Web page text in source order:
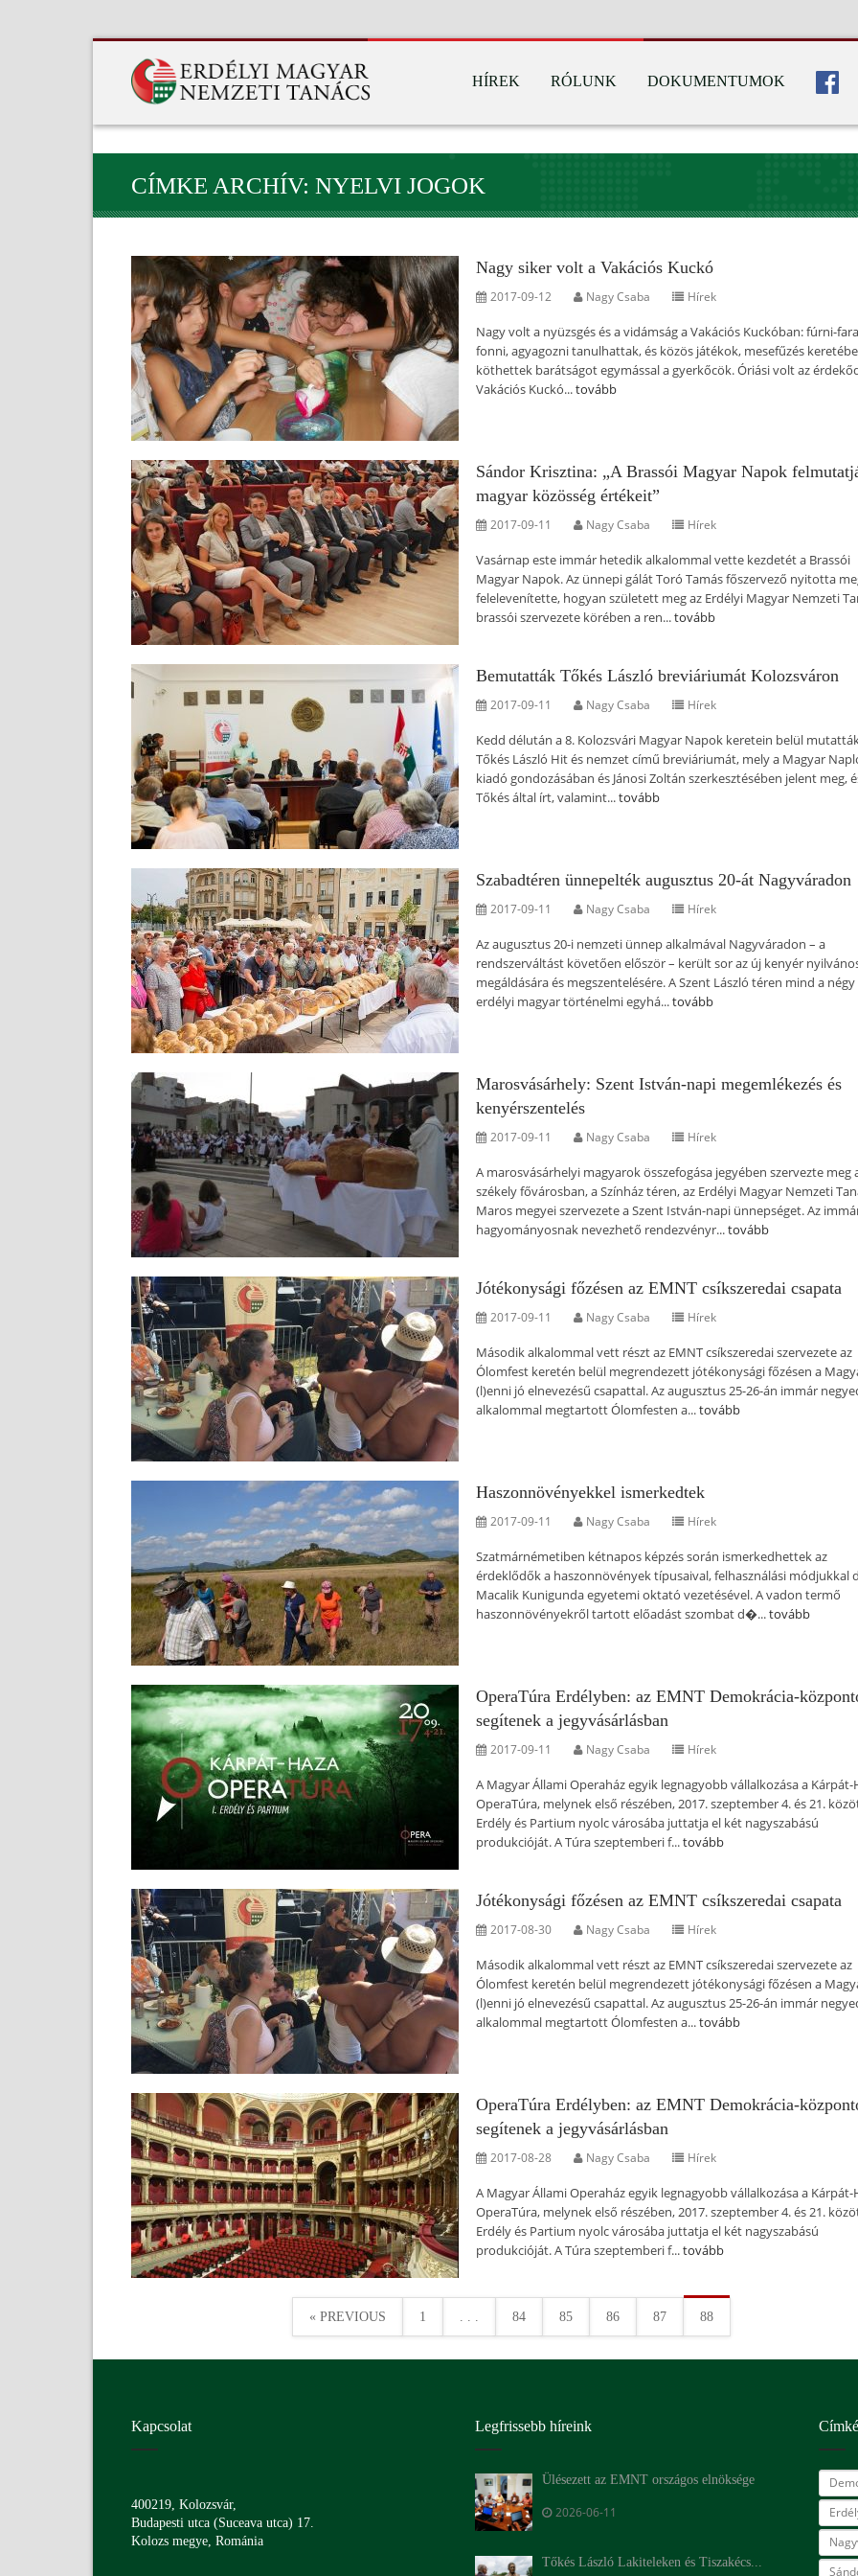
HÍREK RÓLUNK DOKUMENTUMOK
CÍMKE ARCHÍV: NYELVI JOGOK
Nagy siker volt a Vakációs Kuckó
2017-09-12 Nagy Csaba Hírek
Nagy volt a nyüzsgés és a vidámság a Vakációs Kuckóban: fúrni-
fonni, agyagozni tanulhattak, és közös játékok, mesefűzés
köthettek barátságot egymással a gyerkőcök. Óriási volt az
Vakációs Kuckó...tovább
Sándor Krisztina: „A Brassói Magyar Napok
magyar közösség értékeit”
2017-09-11 Nagy Csaba Hírek
Vasárnap este immár hetedik alkalommal vette kezdetét a Brassói
Magyar Napok. Az ünnepi gálát Toró Tamás főszervező nyitotta
felelevenítette, hogyan született meg az Erdélyi Magyar Nemzeti
brassói szervezete körében a ren...tovább
Bemutatták Tőkés László breviáriumát Kolozsváron
2017-09-11 Nagy Csaba Hírek
Kedd délután a 8. Kolozsvári Magyar Napok keretein belül
Tőkés László Hit és nemzet című breviáriumát, mely a Magyar
kiadó gondozásában és Jánosi Zoltán szerkesztésében jelent meg,
Tőkés által írt, valamint...tovább
Szabadtéren ünnepelték augusztus 20-át Nagyváradon
2017-09-11 Nagy Csaba Hírek
Az augusztus 20-i nemzeti ünnep alkalmával Nagyváradon – a
rendszerváltást követően először – került sor az új kenyér
megáldására és megszentelésére. A Szent László téren mind a négy
erdélyi magyar történelmi egyhá...tovább
Marosvásárhely: Szent István-napi megemlékezés és
kenyérszentelés
2017-09-11 Nagy Csaba Hírek
A marosvásárhelyi magyarok összefogása jegyében szervezte meg
székely fővárosban, a Színház téren, az Erdélyi Magyar Nemzeti
Maros megyei szervezete a Szent István-napi ünnepséget. Az
hagyományosnak nevezhető rendezvényr...tovább
Jótékonysági főzésen az EMNT csíkszeredai csapata
2017-09-11 Nagy Csaba Hírek
Második alkalommal vett részt az EMNT csíkszeredai szervezete az
Ólomfest keretén belül megrendezett jótékonysági főzésen a
(l)enni jó elnevezésű csapattal. Az augusztus 25-26-án immár
alkalommal megtartott Ólomfesten a...tovább
Haszonnövényekkel ismerkedtek
2017-09-11 Nagy Csaba Hírek
Szatmárnémetiben kétnapos képzés során ismerkedhettek az
érdeklődők a haszonnövények típusaival, felhasználási módjukkal
Macalik Kunigunda egyetemi oktató vezetésével. A vadon termő
haszonnövényekről tartott előadást szombat d�...tovább
OperaTúra Erdélyben: az EMNT Demokrácia-
segítenek a jegyvásárlásban
2017-09-11 Nagy Csaba Hírek
A Magyar Állami Operaház egyik legnagyobb vállalkozása a Kárpát-
OperaTúra, melynek első részében, 2017. szeptember 4. és 21.
Erdély és Partium nyolc városába juttatja el két nagyszabású
produkcióját. A Túra szeptemberi f...tovább
Jótékonysági főzésen az EMNT csíkszeredai csapata
2017-08-30 Nagy Csaba Hírek
Második alkalommal vett részt az EMNT csíkszeredai szervezete az
Ólomfest keretén belül megrendezett jótékonysági főzésen a
(l)enni jó elnevezésű csapattal. Az augusztus 25-26-án immár
alkalommal megtartott Ólomfesten a...tovább
OperaTúra Erdélyben: az EMNT Demokrácia-
segítenek a jegyvásárlásban
2017-08-28 Nagy Csaba Hírek
A Magyar Állami Operaház egyik legnagyobb vállalkozása a Kárpát-
OperaTúra, melynek első részében, 2017. szeptember 4. és 21.
Erdély és Partium nyolc városába juttatja el két nagyszabású
produkcióját. A Túra szeptemberi f...tovább
« PREVIOUS 1 . . . 84 85 86 87 88
Kapcsolat
400219, Kolozsvár,
Budapesti utca (Suceava utca) 17.
Kolozs megye, Románia
Legfrissebb híreink
Ülésezett az EMNT országos elnöksége
2026-06-11
Tőkés László Lakiteleken és Tiszakécs...